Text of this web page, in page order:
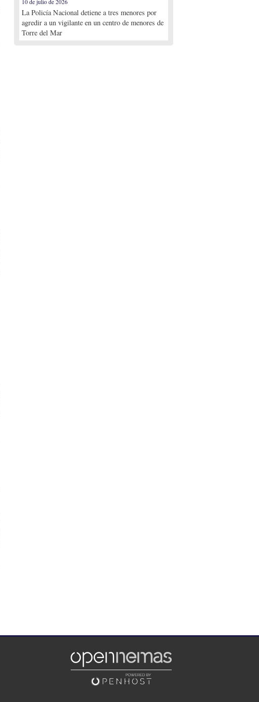
10 de julio de 2026
La Policía Nacional detiene a tres menores por
agredir a un vigilante en un centro de menores de
Torre del Mar